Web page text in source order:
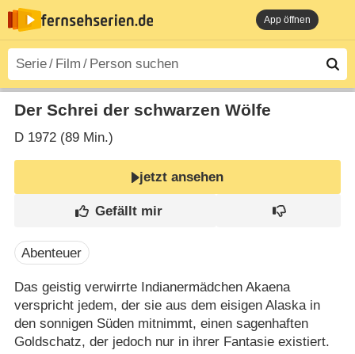
App öffnen
Der Schrei der schwarzen Wölfe
D1972 (89 Min.)
jetzt ansehen
Abenteuer
Das geistig verwirrte Indianermädchen Akaena
verspricht jedem, der sie aus dem eisigen Alaska in
den sonnigen Süden mitnimmt, einen sagenhaften
Goldschatz, der jedoch nur in ihrer Fantasie existiert.